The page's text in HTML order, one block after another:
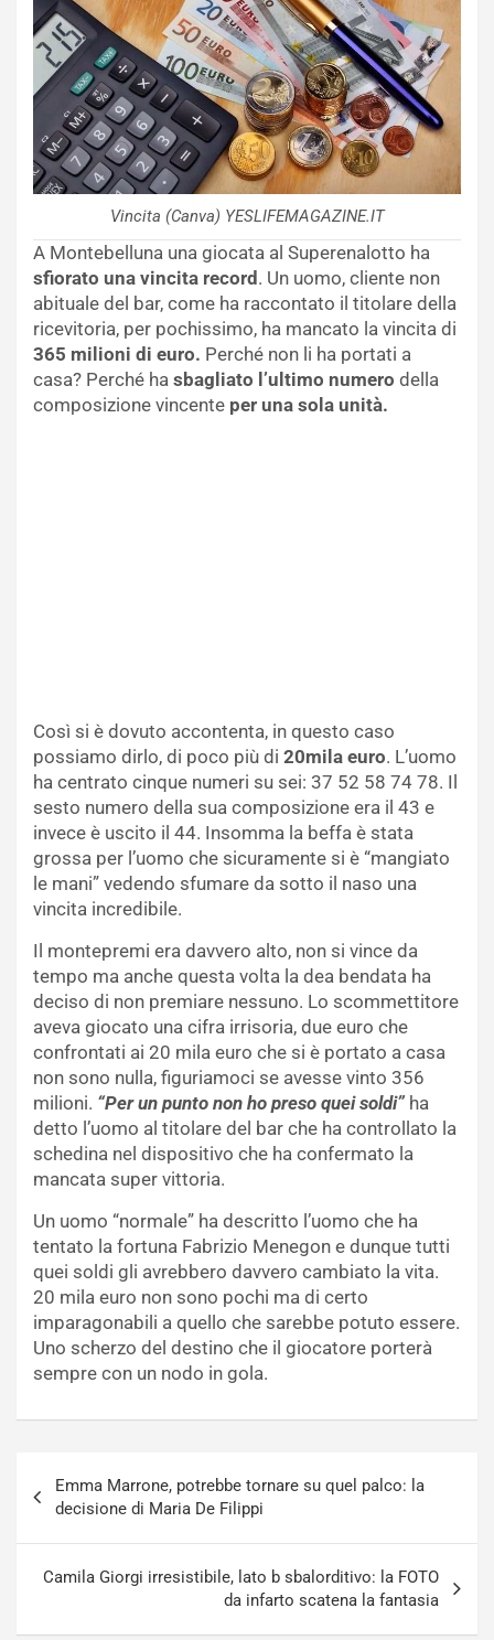
Vincita (Canva) YESLIFEMAGAZINE.IT
A Montebelluna una giocata al Superenalotto ha
sfiorato una vincita record. Un uomo, cliente non
abituale del bar, come ha raccontato il titolare della
ricevitoria, per pochissimo, ha mancato la vincita di
365 milioni di euro. Perché non li ha portati a
casa? Perché ha sbagliato l’ultimo numero della
composizione vincente per una sola unità.
Così si è dovuto accontenta, in questo caso
possiamo dirlo, di poco più di 20mila euro. L’uomo
ha centrato cinque numeri su sei: 37 52 58 74 78. Il
sesto numero della sua composizione era il 43 e
invece è uscito il 44. Insomma la beffa è stata
grossa per l’uomo che sicuramente si è “mangiato
le mani” vedendo sfumare da sotto il naso una
vincita incredibile.
Il montepremi era davvero alto, non si vince da
tempo ma anche questa volta la dea bendata ha
deciso di non premiare nessuno. Lo scommettitore
aveva giocato una cifra irrisoria, due euro che
confrontati ai 20 mila euro che si è portato a casa
non sono nulla, figuriamoci se avesse vinto 356
milioni. “Per un punto non ho preso quei soldi” ha
detto l’uomo al titolare del bar che ha controllato la
schedina nel dispositivo che ha confermato la
mancata super vittoria.
Un uomo “normale” ha descritto l’uomo che ha
tentato la fortuna Fabrizio Menegon e dunque tutti
quei soldi gli avrebbero davvero cambiato la vita.
20 mila euro non sono pochi ma di certo
imparagonabili a quello che sarebbe potuto essere.
Uno scherzo del destino che il giocatore porterà
sempre con un nodo in gola.
articoli
Emma Marrone, potrebbe tornare su quel palco: la
decisione di Maria De Filippi
Camila Giorgi irresistibile, lato b sbalorditivo: la FOTO
da infarto scatena la fantasia